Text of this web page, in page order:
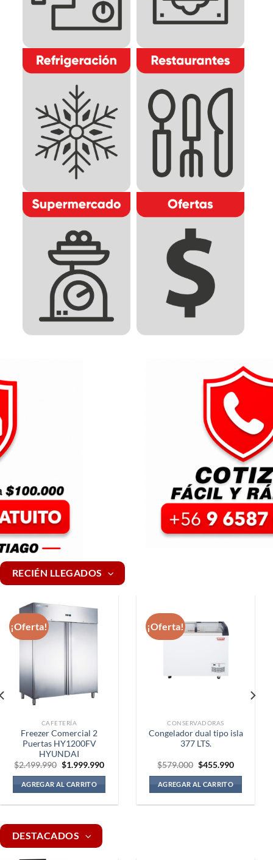
RECIÉN LLEGADOS
¡Oferta!
CAFETERÍA
Freezer Comercial 2
Puertas HY1200FV
HYUNDAI
$2.499.990 El
original
era:
$2.499.990.
$1.999.990El
$1.999.990.
AGREGAR AL CARRITO
¡Oferta!
CONSERVADORAS
Congelador dual tipo isla
377 LTS.
$579.000 El
original
era:
$579.000.
$455.990El
es:
$455.990.
AGREGAR AL CARRITO
DESTACADOS